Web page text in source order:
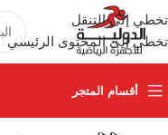
تخطي إلى التنقل
تخطي إلى المحتوى الرئيسي
أقسام المتجر